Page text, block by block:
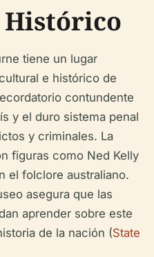
tiene un lugar
e histórico de
contundente
y el duro sistema penal
y criminales. La
figuras como Ned Kelly
el folclore australiano.
asegura que las
aprender sobre este
de la nación (State